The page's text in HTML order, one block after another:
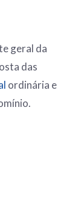
geral da
das
ordinária e